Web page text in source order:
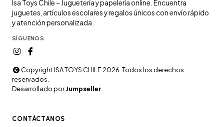
Isa Toys Chile – Juguetería y papelería online. Encuentra
juguetes, artículos escolares y regalos únicos con envío rápido
y atención personalizada.
SÍGUENOS
Copyright ISA TOYS CHILE 2026. Todos los derechos
reservados.
Desarrollado porJumpseller.
CONTÁCTANOS